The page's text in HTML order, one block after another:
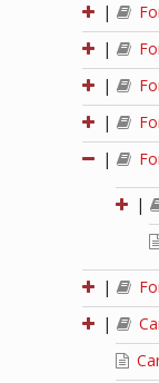
|
|
|
|
|
|
|
|